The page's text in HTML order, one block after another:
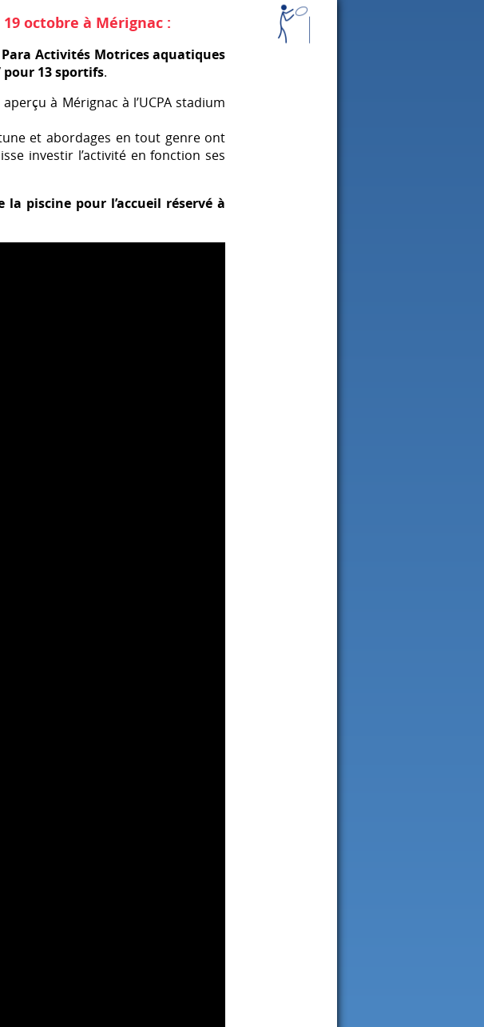
octobre à Mérignac :
Para Activités Motrices aquatiques
pour 13 sportifs.
à Mérignac à l’UCPA stadium
et abordages en tout genre ont
investir l’activité en fonction ses
piscine pour l’accueil réservé à